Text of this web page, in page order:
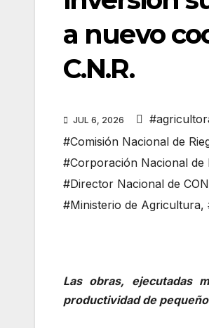
a nuevo
C.N.R.
JUL 6, 2026
#Comisión Nacional de
#Corporación Nacional de
#Director Nacional de
#Ministerio de Agricultura,
Las obras, ejecutadas
productividad de